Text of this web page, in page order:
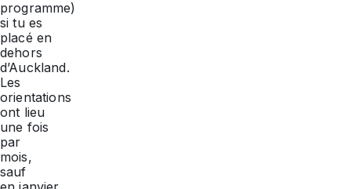
programme)
si tu es
placé en
dehors
d’Auckland.
Les
orientations
ont lieu
une fois
par
mois,
sauf